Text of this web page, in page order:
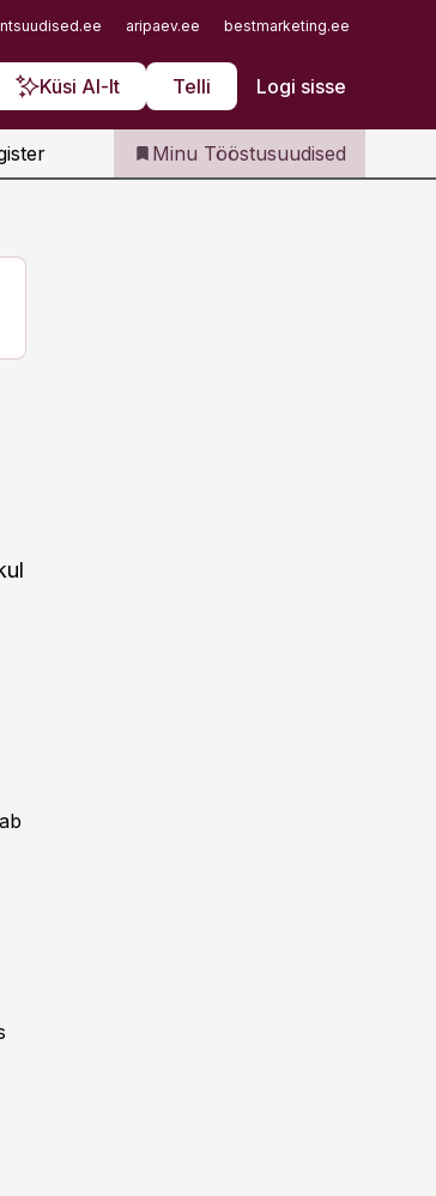
aripaev.ee bestmarketing.ee
Küsi AI-lt Telli Logi sisse
Iseteenindus
Telli Tööstusuudised
Minu Tööstusuudised